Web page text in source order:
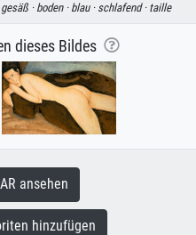
gesäß · boden · blau · schlafend · taille
dieses Bildes
ansehen
hinzufügen